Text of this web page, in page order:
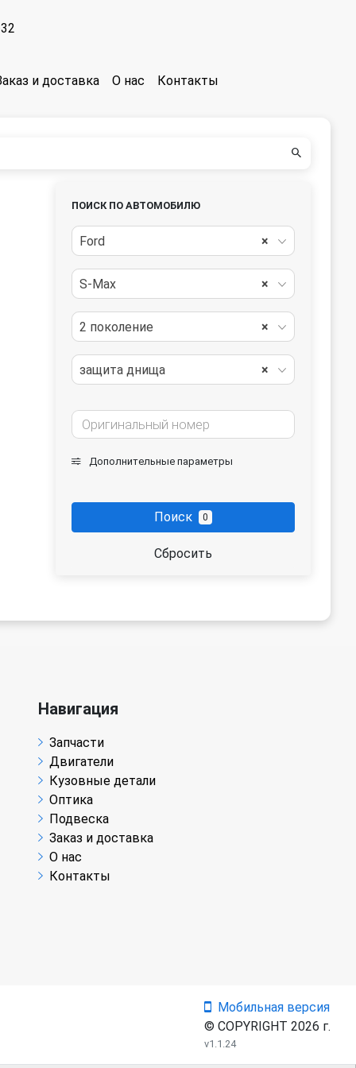
и доставка О нас Контакты
ПОИСК ПО АВТОМОБИЛЮ
×
Ford
×
S-Max
×
2 поколение
×
защита днища
Дополнительные параметры
Поиск 0
Сбросить
Навигация
Запчасти
Двигатели
Кузовные детали
Оптика
Подвеска
Заказ и доставка
О нас
Контакты
Мобильная версия
© COPYRIGHT 2026 г.
v1.1.24